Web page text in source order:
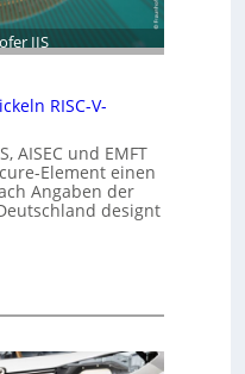
IIS
RISC-V-
AISEC und EMFT
Element einen
Angaben der
designt